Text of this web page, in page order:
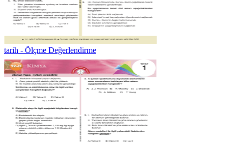
tarih - Ölçme Değerlendirme